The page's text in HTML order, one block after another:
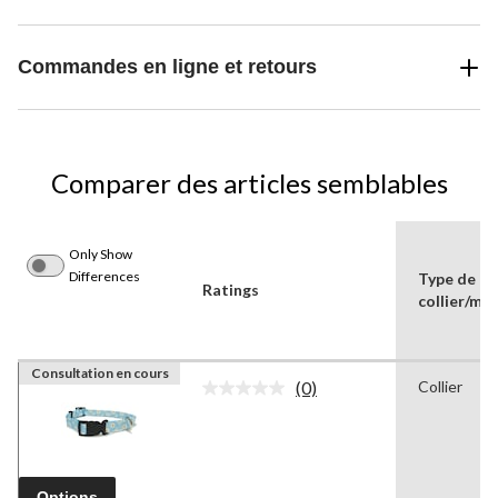
Commandes en ligne et retours
Comparer des articles semblables
Only Show
Differences
Ratings
Type de
collier/
Consultation en cours
Aucune
(0) Collier